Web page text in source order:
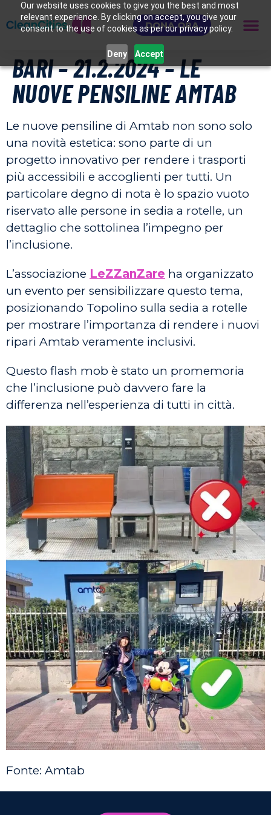
Our website uses cookies to give you the best and most
relevant experience. By clicking on accept, you give your
consent to the use of cookies as per our privacy policy.
Deny Accept
DONA ORA
BARI – 21.2.2024 – LE
NUOVE PENSILINE AMTAB
Le nuove pensiline di Amtab non sono solo
una novità estetica: sono parte di un
progetto innovativo per rendere i trasporti
più accessibili e accoglienti per tutti. Un
particolare degno di nota è lo spazio vuoto
riservato alle persone in sedia a rotelle, un
dettaglio che sottolinea l’impegno per
l’inclusione.
L’associazione LeZZanZare ha organizzato
un evento per sensibilizzare questo tema,
posizionando Topolino sulla sedia a rotelle
per mostrare l’importanza di rendere i nuovi
ripari Amtab veramente inclusivi.
Questo flash mob è stato un promemoria
che l’inclusione può davvero fare la
differenza nell’esperienza di tutti in città.
Fonte: Amtab